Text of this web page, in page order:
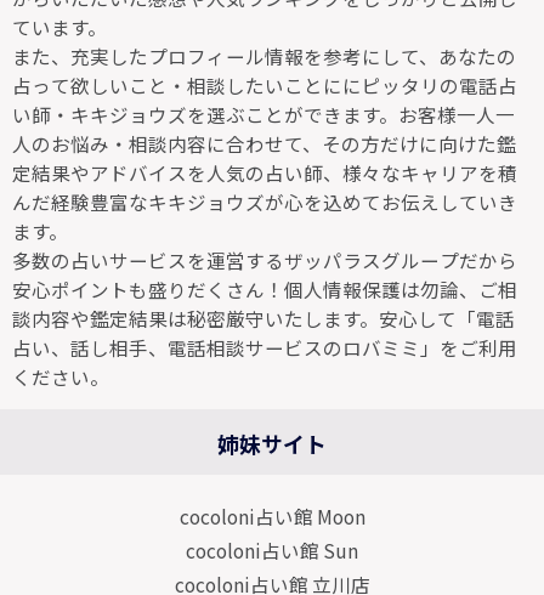
ています。
また、充実したプロフィール情報を参考にして、あなたの
占って欲しいこと・相談したいことににピッタリの電話占
い師・キキジョウズを選ぶことができます。お客様一人一
人のお悩み・相談内容に合わせて、その方だけに向けた鑑
定結果やアドバイスを人気の占い師、様々なキャリアを積
んだ経験豊富なキキジョウズが心を込めてお伝えしていき
ます。
多数の占いサービスを運営するザッパラスグループだから
安心ポイントも盛りだくさん！個人情報保護は勿論、ご相
談内容や鑑定結果は秘密厳守いたします。安心して「電話
占い、話し相手、電話相談サービスのロバミミ」をご利用
ください。
姉妹サイト
cocoloni占い館 Moon
cocoloni占い館 Sun
cocoloni占い館 立川店